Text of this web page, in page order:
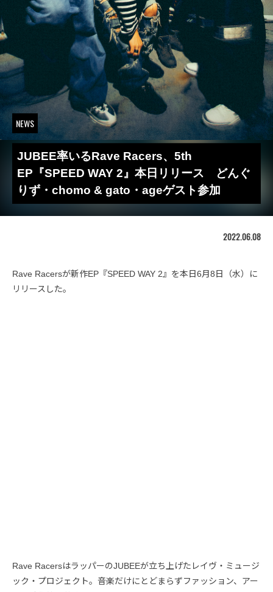
NEWS
JUBEE率いるRave Racers、5th
EP『SPEED WAY 2』本日リリース どんぐ
りず・chomo & gato・ageゲスト参加
2022.06.08
Rave Racersが新作EP『SPEED WAY 2』を本日6月8日（水）に
リリースした。
Rave RacersはラッパーのJUBEEが立ち上げたレイヴ・ミュージ
ック・プロジェクト。音楽だけにとどまらずファッション、アー